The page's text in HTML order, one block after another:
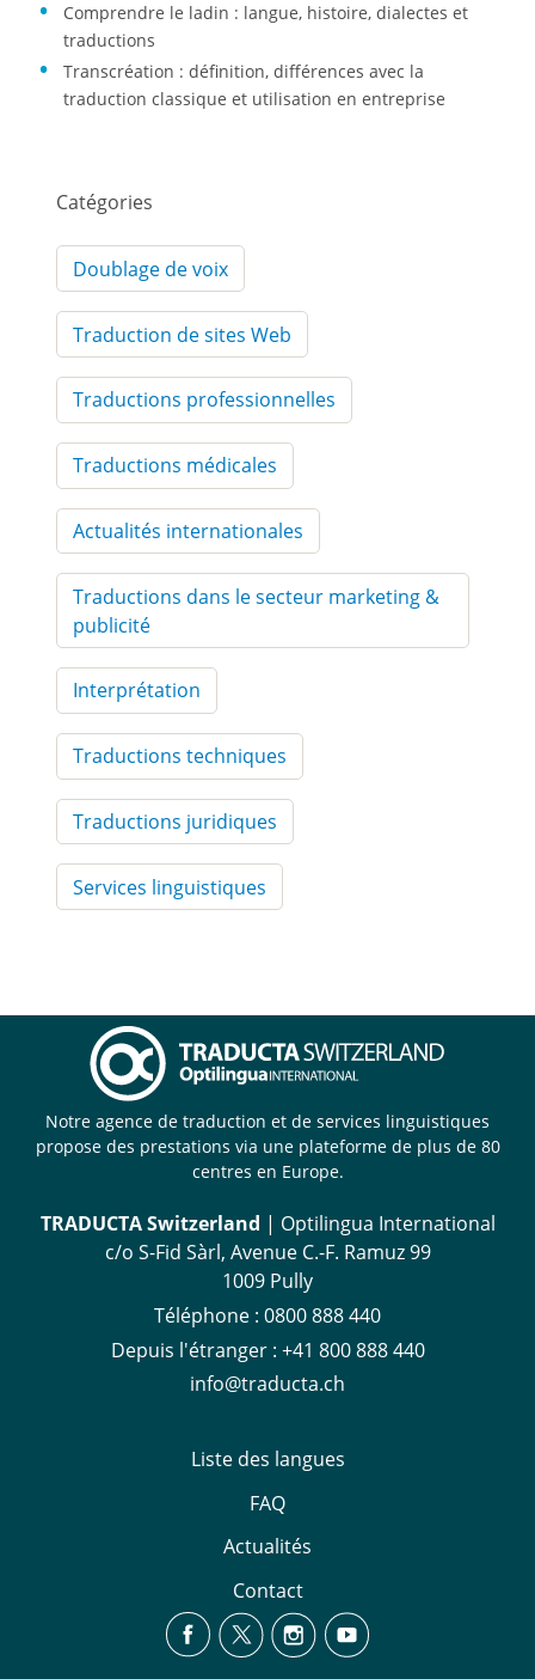
Comprendre le ladin : langue, histoire, dialectes et
traductions
Transcréation : définition, différences avec la
traduction classique et utilisation en entreprise
Catégories
Doublage de voix
Traduction de sites Web
Traductions professionnelles
Traductions médicales
Actualités internationales
Traductions dans le secteur marketing &
publicité
Interprétation
Traductions techniques
Traductions juridiques
Services linguistiques
Notre agence de traduction et de services linguistiques
propose des prestations via une plateforme de plus de 80
centres en Europe.
TRADUCTA Switzerland | Optilingua International
c/o S-Fid Sàrl, Avenue C.-F. Ramuz 99
1009 Pully
Téléphone : 0800 888 440
Depuis l'étranger : +41 800 888 440
info@traducta.ch
Liste des langues
FAQ
Actualités
Contact